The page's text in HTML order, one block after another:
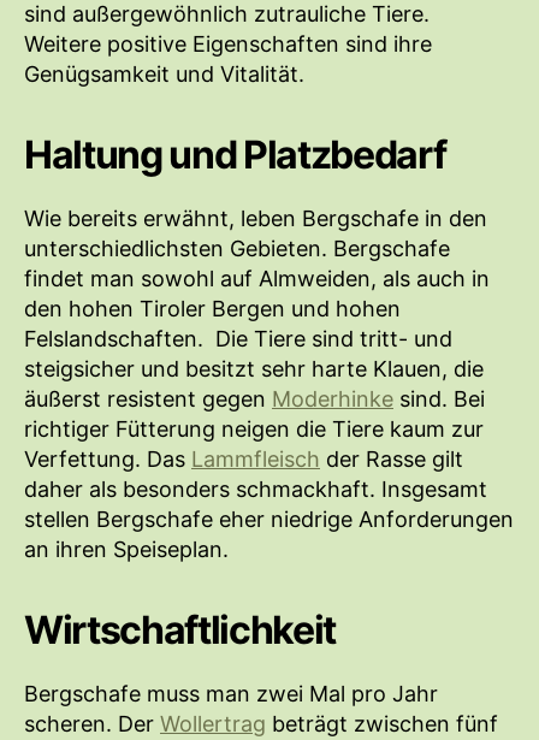
sind außergewöhnlich zutrauliche Tiere.
Weitere positive Eigenschaften sind ihre
Genügsamkeit und Vitalität.
Haltung und Platzbedarf
Wie bereits erwähnt, leben Bergschafe in den
unterschiedlichsten Gebieten. Bergschafe
findet man sowohl auf Almweiden, als auch in
den hohen Tiroler Bergen und hohen
Felslandschaften. Die Tiere sind tritt- und
steigsicher und besitzt sehr harte Klauen, die
äußerst resistent gegen Moderhinke sind. Bei
richtiger Fütterung neigen die Tiere kaum zur
Verfettung. Das Lammfleisch der Rasse gilt
daher als besonders schmackhaft. Insgesamt
stellen Bergschafe eher niedrige Anforderungen
an ihren Speiseplan.
Wirtschaftlichkeit
Bergschafe muss man zwei Mal pro Jahr
scheren. Der Wollertrag beträgt zwischen fünf